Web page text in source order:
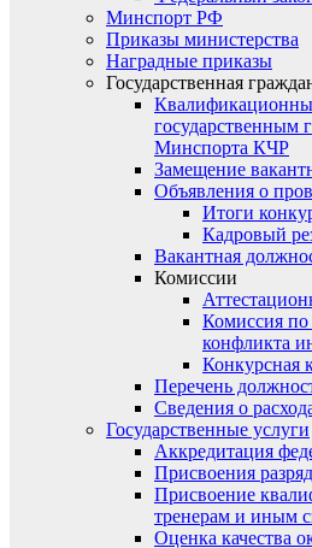
Минспорт РФ
Приказы министерства
Наградные приказы
Государственная
государственным
Минспорта КЧР
Замещение
Объявления о
Итоги
Кадровый
Вакантная
Комиссии
Комиссия
конфликта
Конкурсная
Перечень
Сведения о
Государственные услуги
Аккредитация
Присвоения
Присвоение
тренерам и иным
Оценка качества